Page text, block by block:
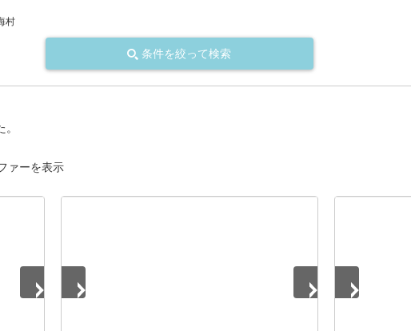
村
条件を絞って検索
ァーを表示